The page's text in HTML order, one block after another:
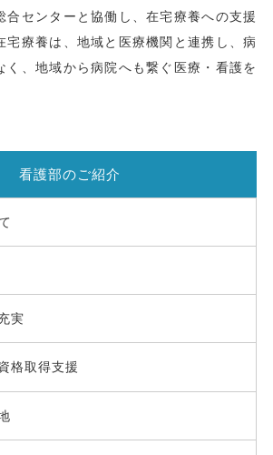
合センターと協働し、在宅療養への支援
宅療養は、地域と医療機関と連携し、病
く、地域から病院へも繋ぐ医療・看護を
看護部のご紹介
実
格取得支援